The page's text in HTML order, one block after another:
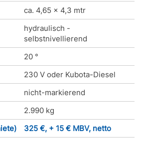
ca. 4,65 x 4,3 mtr
hydraulisch -
selbstnivellierend
20 °
230 V oder Kubota-Diesel
nicht-markierend
2.990 kg
325 €, + 15 € MBV, netto